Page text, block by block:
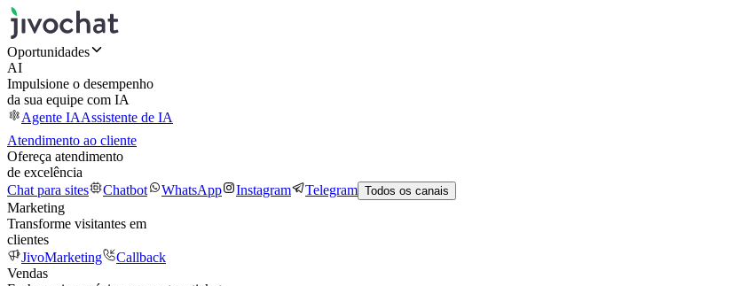
Oportunidades
AI
Impulsione o desempenho
da sua equipe com IA
Agente IAAssistente de IA
Atendimento ao cliente
Ofereça atendimento
de excelência
Chat para sites
Chatbot WhatsApp Instagram Telegram Todos os canais
Marketing
Transforme visitantes em
clientes
JivoMarketing
Callback
Vendas